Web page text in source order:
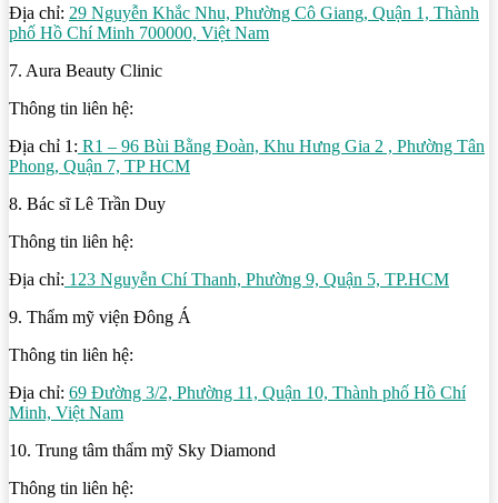
Địa chỉ: 29 Nguyễn Khắc Nhu, Phường Cô Giang, Quận 1, Thành
phố Hồ Chí Minh 700000, Việt Nam
7. Aura Beauty Clinic
Thông tin liên hệ:
Địa chỉ 1: R1 – 96 Bùi Bằng Đoàn, Khu Hưng Gia 2 , Phường Tân
Phong, Quận 7, TP HCM
8. Bác sĩ Lê Trần Duy
Thông tin liên hệ:
Địa chỉ: 123 Nguyễn Chí Thanh, Phường 9, Quận 5, TP.HCM
9. Thẩm mỹ viện Đông Á
Thông tin liên hệ:
Địa chỉ: 69 Đường 3/2, Phường 11, Quận 10, Thành phố Hồ Chí
Minh, Việt Nam
10. Trung tâm thẩm mỹ Sky Diamond
Thông tin liên hệ: